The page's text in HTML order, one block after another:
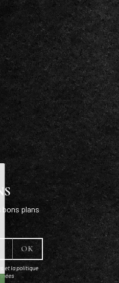
plans
et la politique